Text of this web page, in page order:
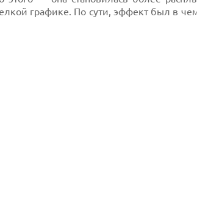
графике. По сути, эффект был в